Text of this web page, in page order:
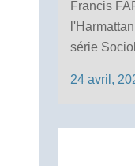
Francis
série
24 avril,